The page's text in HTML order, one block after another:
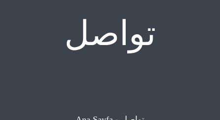
تواصل